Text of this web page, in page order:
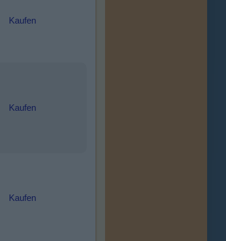
Kaufen
Kaufen
Kaufen